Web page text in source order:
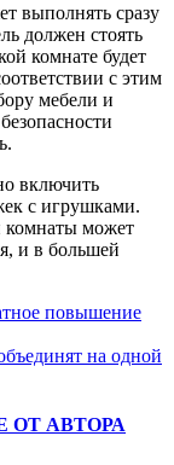
выполнять сразу
должен стоять
комнате будет
с этим
мебели и
включить
с игрушками.
комнаты может
и в большей
повышение
на одной
ОТ АВТОРА